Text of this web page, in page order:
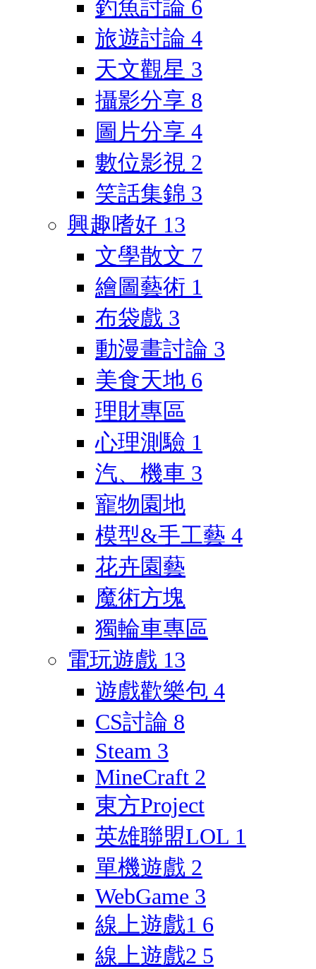
釣魚討論 6
旅遊討論 4
天文觀星 3
攝影分享 8
圖片分享 4
數位影視 2
笑話集錦 3
興趣嗜好 13
文學散文 7
繪圖藝術 1
布袋戲 3
動漫畫討論 3
美食天地 6
理財專區
心理測驗 1
汽、機車 3
寵物園地
模型&手工藝 4
花卉園藝
魔術方塊
獨輪車專區
電玩遊戲 13
遊戲歡樂包 4
CS討論 8
Steam 3
MineCraft 2
東方Project
英雄聯盟LOL 1
單機遊戲 2
WebGame 3
線上遊戲1 6
線上遊戲2 5